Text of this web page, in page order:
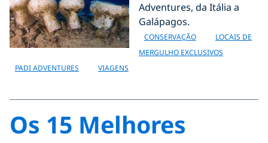
Adventures, da Itália a
Galápagos.
CONSERVAÇÃO
LOCAIS DE
MERGULHO EXCLUSIVOS
PADI ADVENTURES
VIAGENS
Os 15 Melhores